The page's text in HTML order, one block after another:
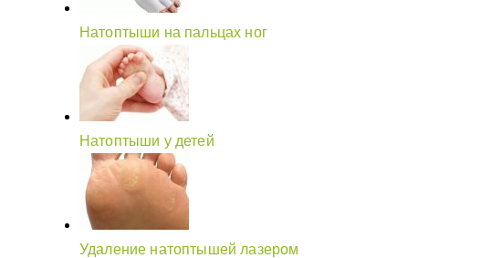
Натоптыши на пальцах ног
Натоптыши у детей
Удаление натоптышей лазером